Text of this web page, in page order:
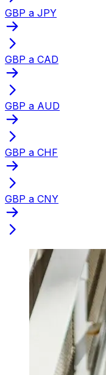
GBP a JPY
GBP a CAD
GBP a AUD
GBP a CHF
GBP a CNY